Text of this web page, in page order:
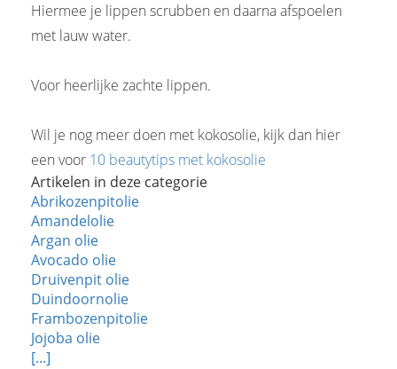
Hiermee je lippen scrubben en daarna afspoelen
met lauw water.
Voor heerlijke zachte lippen.
Wil je nog meer doen met kokosolie, kijk dan hier
een voor 10 beautytips met kokosolie
Artikelen in deze categorie
Abrikozenpitolie
Amandelolie
Argan olie
Avocado olie
Druivenpit olie
Duindoornolie
Frambozenpitolie
Jojoba olie
[...]